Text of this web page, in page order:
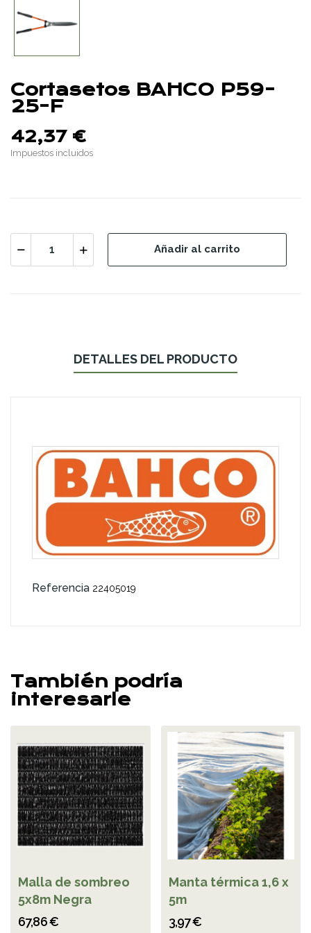
Cortasetos BAHCO P59-
25-F
42,37 €
Impuestos incluidos
Añadir al carrito
DETALLES DEL PRODUCTO
Referencia 22405019
También podría
interesarle
Malla de sombreo
5x8m Negra
67,86 €
Manta térmica 1,6 x
5m
3,97 €